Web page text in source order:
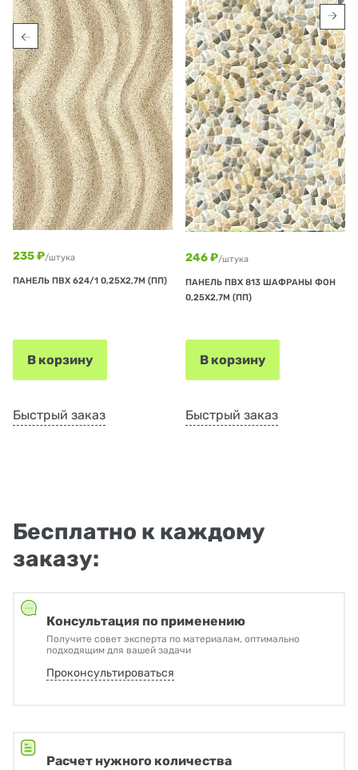
235 ₽/штука
ПАНЕЛЬ ПВХ 624/1 0,25Х2,7М (ПП)
В корзину
Быстрый заказ
246 ₽/штука
ПАНЕЛЬ ПВХ 813 ШАФРАНЫ ФОН
0,25Х2,7М (ПП)
В корзину
Быстрый заказ
Бесплатно к каждому
заказу:
Консультация по применению
Получите совет эксперта по материалам, оптимально
подходящим для вашей задачи
Проконсультироваться
Расчет нужного количества